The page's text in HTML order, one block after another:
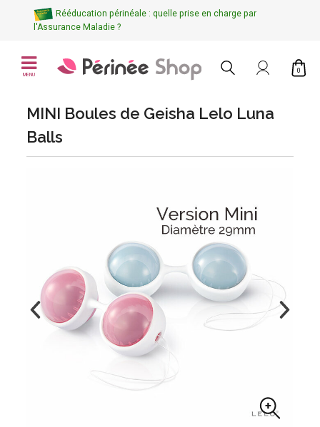
Rééducation périnéale : quelle prise en charge par
l'Assurance Maladie ?
MENU
0
MINI Boules de Geisha Lelo Luna
Balls